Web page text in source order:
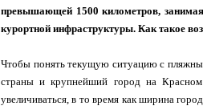
превышающей 1500 километров, занимая
курортной инфраструктуры. Как такое
Чтобы понять текущую ситуацию с
страны и крупнейший город на
увеличиваться, в то время как ширина